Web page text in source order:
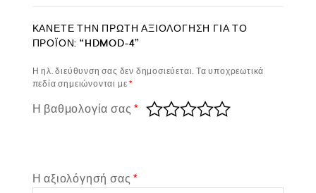
ΚΆΝΕΤΕ ΤΗΝ ΠΡΏΤΗ ΑΞΙΟΛΌΓΗΣΗ ΓΙΑ ΤΟ
ΠΡΟΪΌΝ: “HDMOD-4”
Η ηλ. διεύθυνση σας δεν δημοσιεύεται. Τα υποχρεωτικά
πεδία σημειώνονται με*
Η βαθμολογία σας*
Η αξιολόγησή σας*